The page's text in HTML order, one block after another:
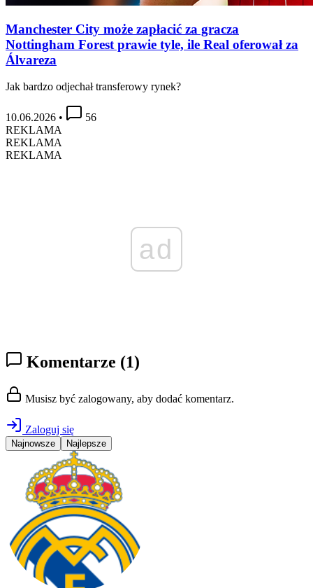
Manchester City może zapłacić za gracza
Nottingham Forest prawie tyle, ile Real oferował za
Álvareza
Jak bardzo odjechał transferowy rynek?
10.06.2026 •
56
REKLAMA
REKLAMA
REKLAMA
ad
Komentarze (1)
Musisz być zalogowany, aby dodać komentarz.
Zaloguj się
Najnowsze Najlepsze